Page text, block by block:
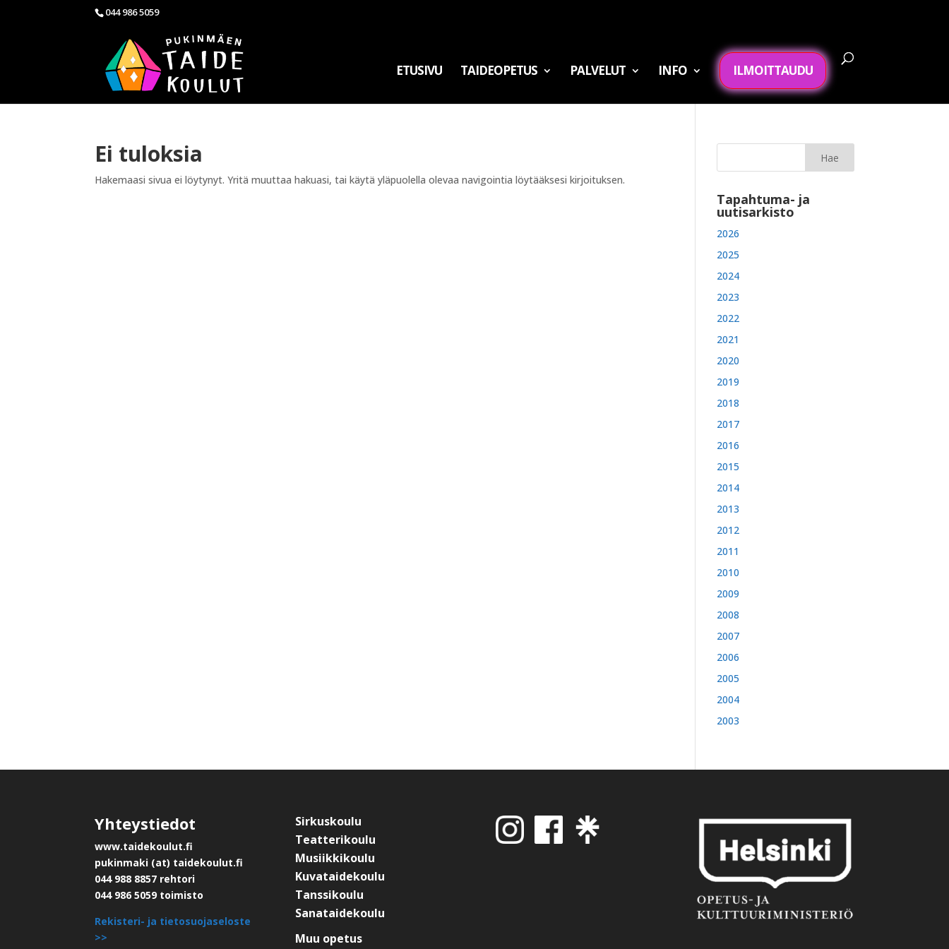
044 986 5059
ETUSIVU TAIDEOPETUS PALVELUT INFO ILMOITTAUDU
Ei tuloksia
Hakemaasi sivua ei löytynyt. Yritä muuttaa hakuasi, tai käytä yläpuolella olevaa navigointia löytääksesi kirjoituksen.
Tapahtuma- ja
uutisarkisto
2026
2025
2024
2023
2022
2021
2020
2019
2018
2017
2016
2015
2014
2013
2012
2011
2010
2009
2008
2007
2006
2005
2004
2003
Yhteystiedot
www.taidekoulut.fi
pukinmaki (at) taidekoulut.fi
044 988 8857 rehtori
044 986 5059 toimisto
Rekisteri- ja tietosuojaseloste
>>
Sirkuskoulu
Teatterikoulu
Musiikkikoulu
Kuvataidekoulu
Tanssikoulu
Sanataidekoulu
Muu opetus